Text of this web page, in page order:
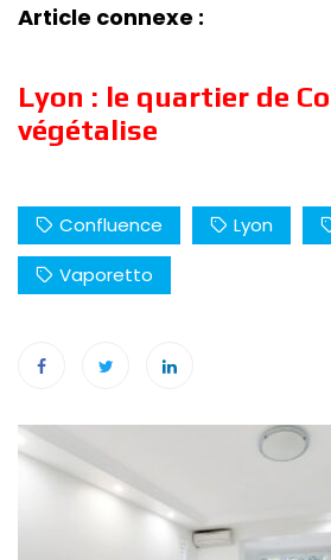
Article connexe :
Lyon : le quartier de
végétalise
Confluence Lyon
Vaporetto
Navigation
de
l’article